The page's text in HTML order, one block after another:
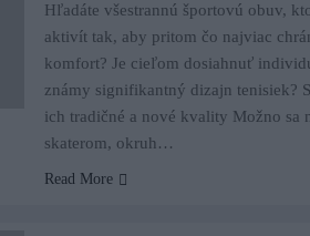
Hľadáte všestrannú športovú obuv,
aktivít tak, aby pritom čo najviac
komfort? Je cieľom dosiahnuť
známy signifikantný dizajn tenisiek?
ich tradičné a nové kvality Možno sa
skaterom, okruh…
Read More